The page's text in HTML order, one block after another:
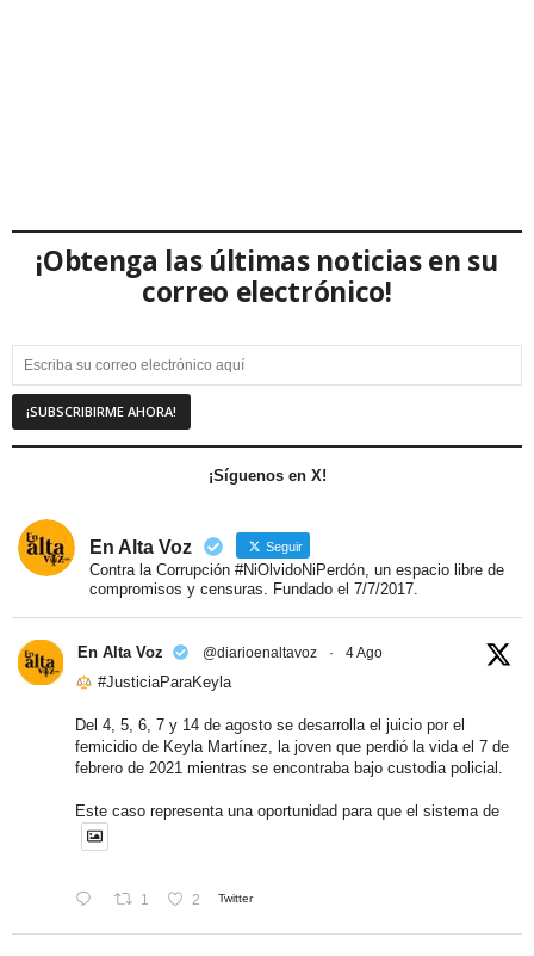
¡Obtenga las últimas noticias en su
correo electrónico!
¡Síguenos en X!
En Alta Voz Seguir
Contra la Corrupción #NiOlvidoNiPerdón, un espacio libre de
compromisos y censuras. Fundado el 7/7/2017.
En Alta Voz @diarioenaltavoz · 4 Ago
#JusticiaParaKeyla
Del 4, 5, 6, 7 y 14 de agosto se desarrolla el juicio por el
femicidio de Keyla Martínez, la joven que perdió la vida el 7 de
febrero de 2021 mientras se encontraba bajo custodia policial.
Este caso representa una oportunidad para que el sistema de
1 2 Twitter